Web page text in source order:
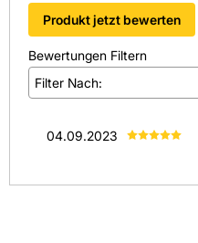
Produkt jetzt bewerten
Bewertungen Filtern
Filter Nach:
04.09.2023